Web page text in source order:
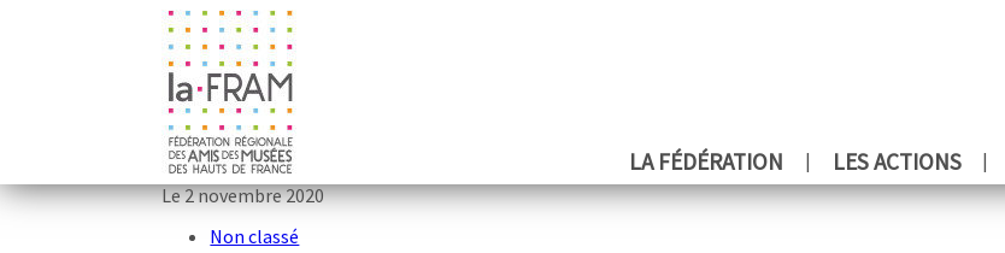
LA FÉDÉRATION LES ACTIONS
Le 2 novembre 2020
Non classé